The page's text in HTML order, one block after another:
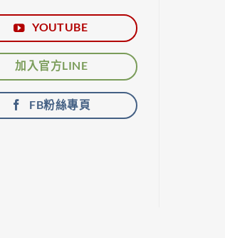
YOUTUBE
加入官方LINE
FB粉絲專頁